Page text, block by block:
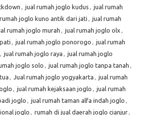
, jual rumah joglo kudus , jual rumah
joglo kuno antik dari jati , jual rumah
rumah joglo murah , jual rumah joglo olx ,
, jual rumah joglo ponorogo , jual rumah
, jual rumah joglo raya , jual rumah joglo
joglo solo , jual rumah joglo tanpa tanah ,
, Jual rumah joglo yogyakarta , jual rumah
, jual rumah kejaksaan joglo , jual rumah
joglo , jual rumah taman alfa indah joglo ,
joglo , rumah di jual daerah joglo cianjur,